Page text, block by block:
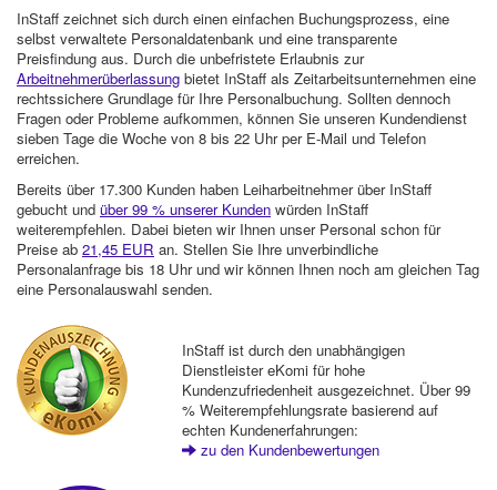
InStaff zeichnet sich durch einen einfachen Buchungsprozess, eine
selbst verwaltete Personaldatenbank und eine transparente
Preisfindung aus. Durch die unbefristete Erlaubnis zur
Arbeitnehmerüberlassung bietet InStaff als Zeitarbeitsunternehmen eine
rechtssichere Grundlage für Ihre Personalbuchung. Sollten dennoch
Fragen oder Probleme aufkommen, können Sie unseren Kundendienst
sieben Tage die Woche von 8 bis 22 Uhr per E-Mail und Telefon
erreichen.
Bereits über 17.300 Kunden haben Leiharbeitnehmer über InStaff
gebucht und über 99 % unserer Kunden würden InStaff
weiterempfehlen. Dabei bieten wir Ihnen unser Personal schon für
Preise ab 21,45 EUR an. Stellen Sie Ihre unverbindliche
Personalanfrage bis 18 Uhr und wir können Ihnen noch am gleichen Tag
eine Personalauswahl senden.
InStaff ist durch den unabhängigen
Dienstleister eKomi für hohe
Kundenzufriedenheit ausgezeichnet. Über 99
% Weiterempfehlungsrate basierend auf
echten Kundenerfahrungen:
zu den Kundenbewertungen